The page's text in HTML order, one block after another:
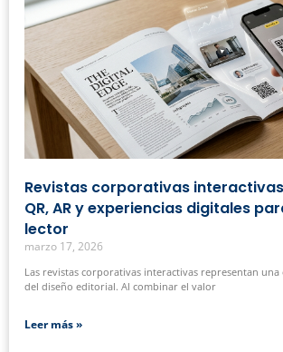
Revistas corporativas
QR, AR y experiencias digitales
lector
marzo 17, 2026
Las revistas corporativas interactivas representan
del diseño editorial. Al combinar el valor
Leer más »